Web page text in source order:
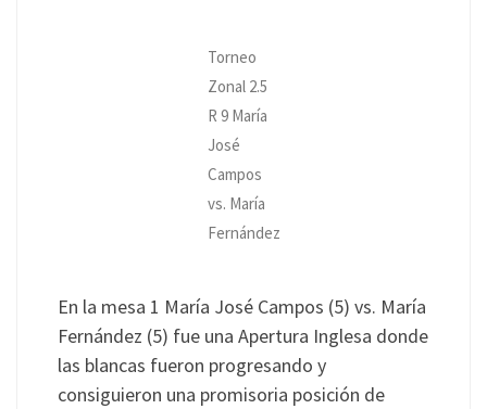
Torneo
Zonal 2.5
R 9 María
José
Campos
vs. María
Fernández
En la mesa 1 María José Campos (5) vs. María
Fernández (5) fue una Apertura Inglesa donde
las blancas fueron progresando y
consiguieron una promisoria posición de